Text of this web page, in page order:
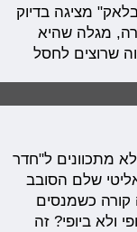
מציגה בדיוק
מגלה שהיא
שרוצים לחסל
מתכוונים ל"חדר
שלם הסובב
קורה כשמנסים
ולא ביופי? זה